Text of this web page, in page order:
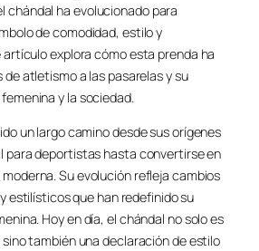
chándal ha evolucionado para
de comodidad, estilo y
explora cómo esta prenda ha
de atletismo a las pasarelas y su
y la sociedad.
un largo camino desde sus orígenes
para deportistas hasta convertirse en
Su evolución refleja cambios
estilísticos que han redefinido su
Hoy en día, el chándal no solo es
también una declaración de estilo